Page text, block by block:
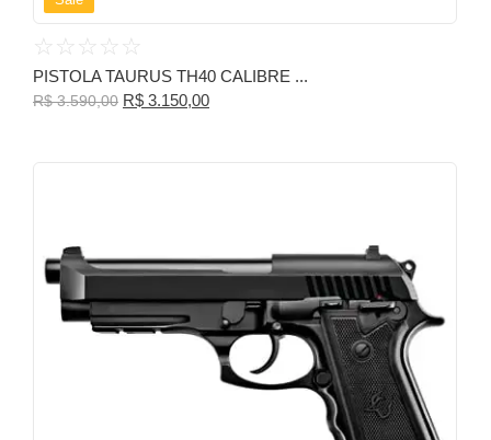
☆ ☆ ☆ ☆ ☆
PISTOLA TAURUS TH40 CALIBRE ...
R$3.590,00 R$ 3.150,00